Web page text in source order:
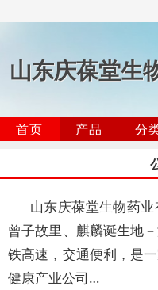
山东庆葆堂生
首页 产品 分
山东庆葆堂生物药业
曾子故里、麒麟诞生地
铁高速，交通便利，是
健康产业公司…